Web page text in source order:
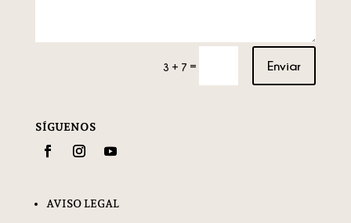
3 + 7 = Enviar
SÍGUENOS
AVISO LEGAL